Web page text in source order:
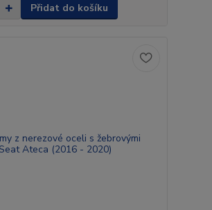
Přidat do košíku